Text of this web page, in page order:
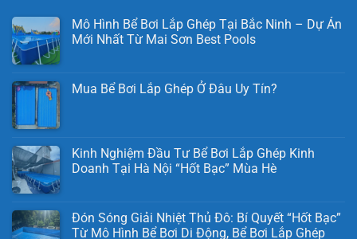
Mô Hình Bể Bơi Lắp Ghép Tại Bắc Ninh – Dự Án
Mới Nhất Từ Mai Sơn Best Pools
Mua Bể Bơi Lắp Ghép Ở Đâu Uy Tín?
Kinh Nghiệm Đầu Tư Bể Bơi Lắp Ghép Kinh
Doanh Tại Hà Nội “Hốt Bạc” Mùa Hè
Đón Sóng Giải Nhiệt Thủ Đô: Bí Quyết “Hốt Bạc”
Từ Mô Hình Bể Bơi Di Động, Bể Bơi Lắp Ghép